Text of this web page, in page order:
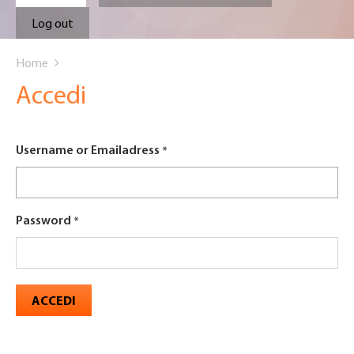
tabs
Log out
are
here
Home
Accedi
Username or Emailadress
Password
ACCEDI